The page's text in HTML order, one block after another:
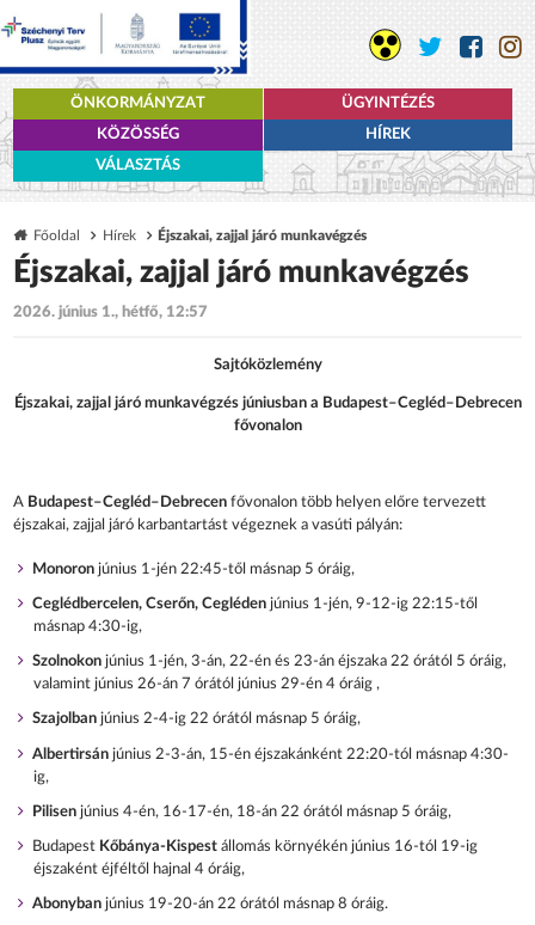
ÖNKORMÁNYZAT
ÜGYINTÉZÉS
KÖZÖSSÉG
HÍREK
VÁLASZTÁS
Főoldal Hírek Éjszakai, zajjal járó munkavégzés
Éjszakai, zajjal járó munkavégzés
2026. június 1., hétfő, 12:57
Sajtóközlemény
Éjszakai, zajjal járó munkavégzés júniusban a Budapest–Cegléd–Debrecen
fővonalon
A Budapest–Cegléd–Debrecen fővonalon több helyen előre tervezett
éjszakai, zajjal járó karbantartást végeznek a vasúti pályán:
Monoronjúnius 1-jén 22:45-től másnap 5 óráig,
Ceglédbercelen, Cserőn, Ceglédenjúnius 1-jén, 9-12-ig 22:15-től
másnap 4:30-ig,
Szolnokonjúnius 1-jén, 3-án, 22-én és 23-án éjszaka 22 órától 5 óráig,
valamint június 26-án 7 órától június 29-én 4 óráig ,
Szajolbanjúnius 2-4-ig 22 órától másnap 5 óráig,
Albertirsánjúnius 2-3-án, 15-én éjszakánként 22:20-tól másnap 4:30-
ig,
Pilisenjúnius 4-én, 16-17-én, 18-án 22 órától másnap 5 óráig,
Budapest Kőbánya-Kispestállomás környékén június 16-tól 19-ig
éjszaként éjféltől hajnal 4 óráig,
Abonybanjúnius 19-20-án 22 órától másnap 8 óráig.